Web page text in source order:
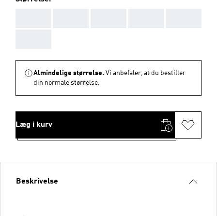
Almindelige størrelse. Vi anbefaler, at du bestiller
din normale størrelse.
Læg i kurv
Beskrivelse